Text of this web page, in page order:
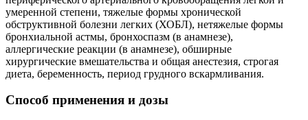
умеренной степени, тяжелые формы хронической
обструктивной болезни легких (ХОБЛ), нетяжелые формы
бронхиальной астмы, бронхоспазм (в анамнезе),
аллергические реакции (в анамнезе), обширные
хирургические вмешательства и общая анестезия, строгая
диета, беременность, период грудного вскармливания.
Способ применения и дозы